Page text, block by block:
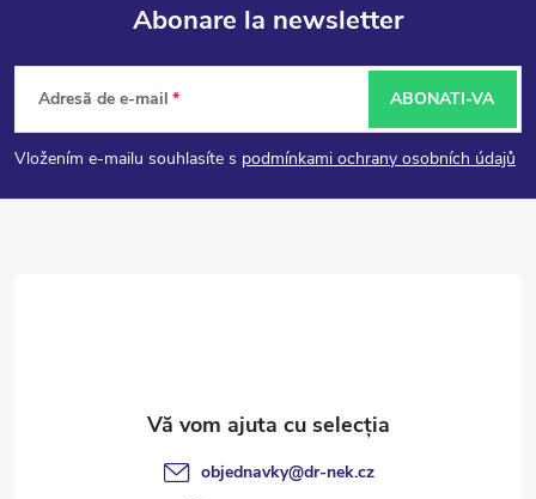
S
u
b
Abonare la newsletter
Adresă de e-mail
Vložením e-mailu souhlasíte s podmínkami ochrany osobních údajů
ABONATI-VA
objednavky@dr-nek.cz